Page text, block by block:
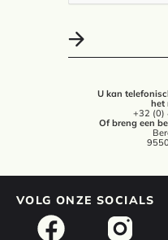
U kan
het
+32 (0)
Of breng een
VOLG ONZE SOCIALS